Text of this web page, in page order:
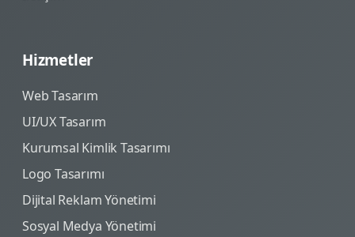
Hizmetler
Web Tasarım
UI/UX Tasarım
Kurumsal Kimlik Tasarımı
Logo Tasarımı
Dijital Reklam Yönetimi
Sosyal Medya Yönetimi